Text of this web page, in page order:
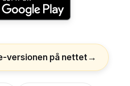
versionen på nettet